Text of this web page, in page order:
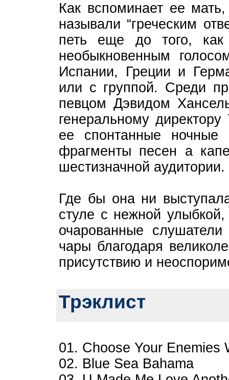
Как вспоминает ее
называли “греческим
петь еще до того, как
необыкновенным
Испании, Греции и
или с группой. Среди
певцом Дэвидом
генеральному
ее спонтанные ночные
фрагменты песен а
шестизначной аудитории.
Где бы она ни
стуле с нежной
очарованные
чары благодаря
присутствию и
Трэклист
01. Choose Your Enemies
02. Blue Sea Bahama